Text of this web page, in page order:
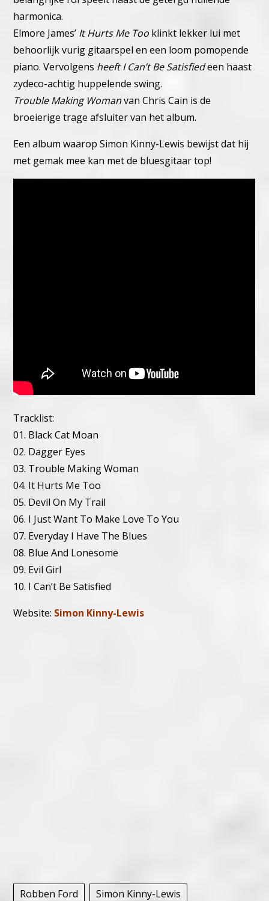
harmonica.
Elmore James’ It Hurts Me Too klinkt lekker lui met
behoorlijk vurig gitaarspel en een loom pomopende
piano.Vervolgens heeft I Can’t Be Satisfiedeen haast
zydeco-achtig huppelende swing.
Trouble Making Womanvan Chris Cain is de
broeierige trage afsluiter van het album.
Een album waarop Simon Kinny-Lewis bewijst dat hij
met gemak mee kan met de bluesgitaar top!
Tracklist:
01. Black Cat Moan
02. Dagger Eyes
03. Trouble Making Woman
04. It Hurts Me Too
05. Devil On My Trail
06. I Just Want To Make Love To You
07. Everyday I Have The Blues
08. Blue And Lonesome
09. Evil Girl
10. I Can’t Be Satisfied
Website: Simon Kinny-Lewis
Robben Ford Simon Kinny-Lewis